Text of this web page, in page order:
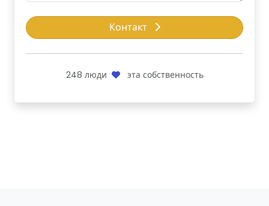
Контакт
248 люди эта собственность